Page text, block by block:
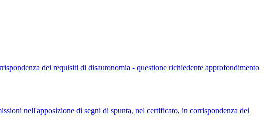
dei requisiti di disautonomia - questione richiedente approfondimento
nell'apposizione di segni di spunta, nel certificato, in corrispondenza dei